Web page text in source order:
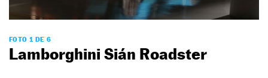
FOTO 1 DE 6
Lamborghini Sián Roadster